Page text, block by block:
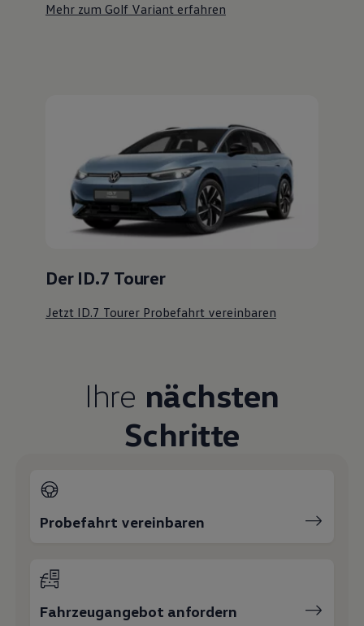
Volkswagen Kundenbetreuung
Mehr zum Golf Variant erfahren
Der ID.7 Tourer
Jetzt ID.7 Tourer Probefahrt vereinbaren
Ihre nächsten
Schritte
Probefahrt vereinbaren
Fahrzeugangebot anfordern